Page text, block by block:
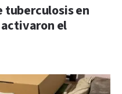
tuberculosis en
el